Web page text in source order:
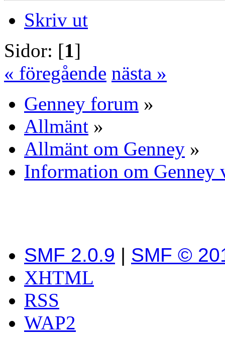
Skriv ut
Sidor: [1]
« föregående nästa »
Genney forum »
Allmänt »
Allmänt om Genney »
Information om Genney
SMF 2.0.9 | SMF ©
XHTML
RSS
WAP2